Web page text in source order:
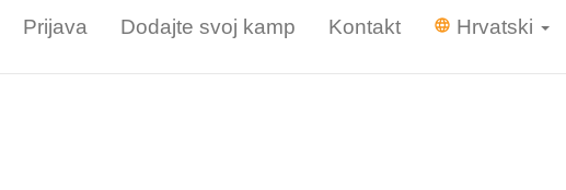
Prijava Dodajte svoj kamp Kontakt Hrvatski